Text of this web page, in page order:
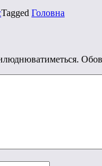
Tagged Головна